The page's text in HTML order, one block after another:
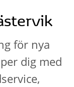
för nya
dig med